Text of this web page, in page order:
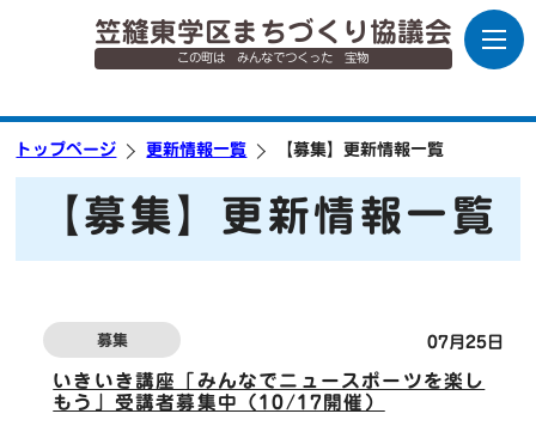
笠縫東学区まちづくり協議会
この町は みんなでつくった 宝物
トップページ 更新情報一覧 【募集】更新情報一覧
【募集】更新情報一覧
07月25日
募集
いきいき講座「みんなでニュースポーツを楽し
もう」受講者募集中（10/17開催）